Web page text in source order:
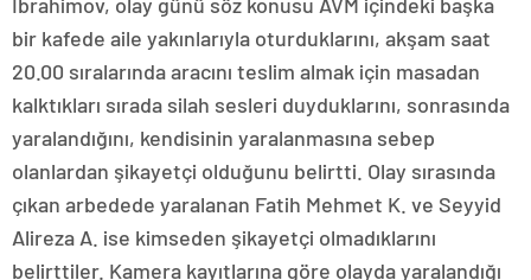
bir kafede aile yakınlarıyla oturduklarını, akşam saat
20.00 sıralarında aracını teslim almak için masadan
kalktıkları sırada silah sesleri duyduklarını, sonrasında
yaralandığını, kendisinin yaralanmasına sebep
olanlardan şikayetçi olduğunu belirtti. Olay sırasında
çıkan arbedede yaralanan Fatih Mehmet K. ve Seyyid
Alireza A. ise kimseden şikayetçi olmadıklarını
belirttiler. Kamera kayıtlarına göre olayda yaralandığı